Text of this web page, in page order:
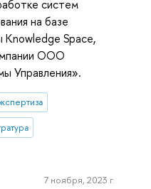
систем
на базе
Space,
ООО
Управления».
7 ноября, 2023 г.